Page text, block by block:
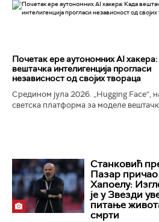
Почетак ере аутономних AI
вештачка интелигенција прогласи
независност од својих твораца
Средином јула 2026. „Hugging Face“,
светска платформа за моделе
Станковић
Пазар
Хапоелу:
је у Звезди
питање
смрти